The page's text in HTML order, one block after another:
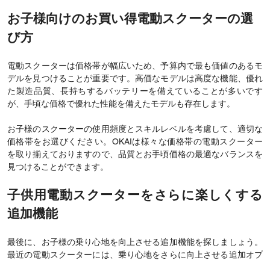
お子様向けのお買い得電動スクーターの選
び方
電動スクーターは価格帯が幅広いため、予算内で最も価値のあるモ
デルを見つけることが重要です。高価なモデルは高度な機能、優れ
た製造品質、長持ちするバッテリーを備えていることが多いです
が、手頃な価格で優れた性能を備えたモデルも存在します。
お子様のスクーターの使用頻度とスキルレベルを考慮して、適切な
価格帯をお選びください。OKAIは様々な価格帯の電動スクーター
を取り揃えておりますので、品質とお手頃価格の最適なバランスを
見つけることができます。
子供用電動スクーターをさらに楽しくする
追加機能
最後に、お子様の乗り心地を向上させる追加機能を探しましょう。
最近の電動スクーターには、乗り心地をさらに向上させる追加オプ